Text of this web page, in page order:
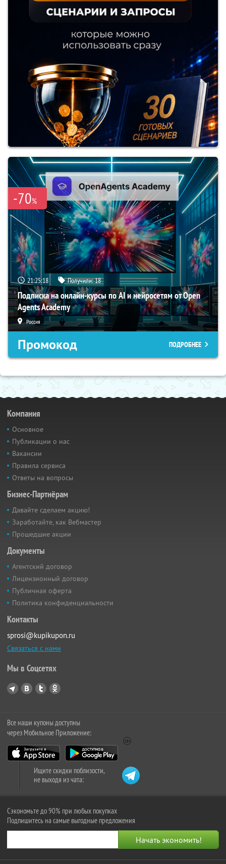
-70%
21:25:17 Получили:18
Подписка на онлайн-курсы по AI и нейросетям от Open
Agents Academy
Россия
Промокод ПОДРОБНЕЕ
Компания
Основное
Публикации о нас
Вакансии
Правила сервиса
Ответы на вопросы
Бизнес-Партнёрам
Давайте сделаем акцию!
Заработайте, как Вебмастер
Прошедшие акции
Документы
Агентский договор
Лицензионный договор
Публичная оферта
Политика конфиденциальности
Контакты
sprosi@kupikupon.ru
Связаться с нами
Мы в Соцсетях
Все наши купоны доступны
через Мобильное Приложение:
Ищите скидки поблизости,
не выходя из чата:
Сэкономьте до 90% при любых покупках
Подпишитесь на самые выгодные предложения